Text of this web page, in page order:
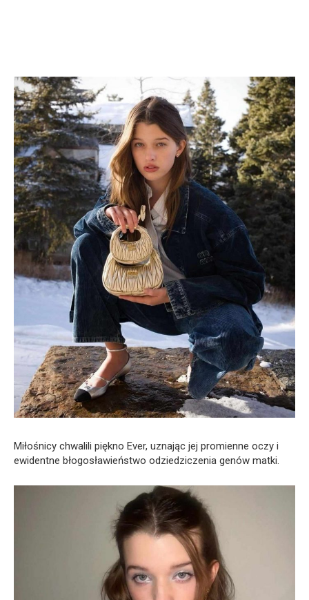
Miłośnicy chwalili piękno Ever, uznając jej promienne oczy i
ewidentne błogosławieństwo odziedziczenia genów matki.